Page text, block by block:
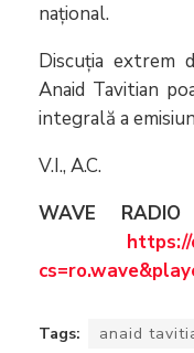
național.
Discuția extrem
Anaid Tavitian
integrală a
V.I., A.C.
WAVE
https://
Tags: anaid